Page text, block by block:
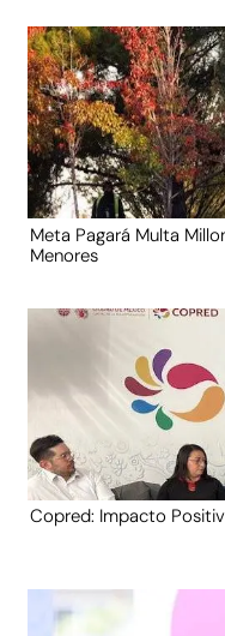
Meta Pagará Multa
Menores
Copred: Impacto